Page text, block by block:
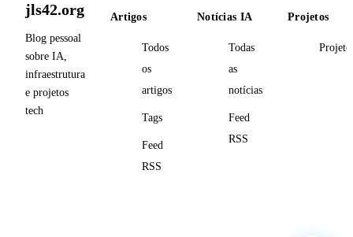
jls42.org
Blog pessoal
sobre IA,
infraestrutura
e projetos
tech
Artigos
Todos
os
artigos
Tags
Feed
RSS
Notícias IA
Todas
as
notícias
Feed
RSS
Projetos